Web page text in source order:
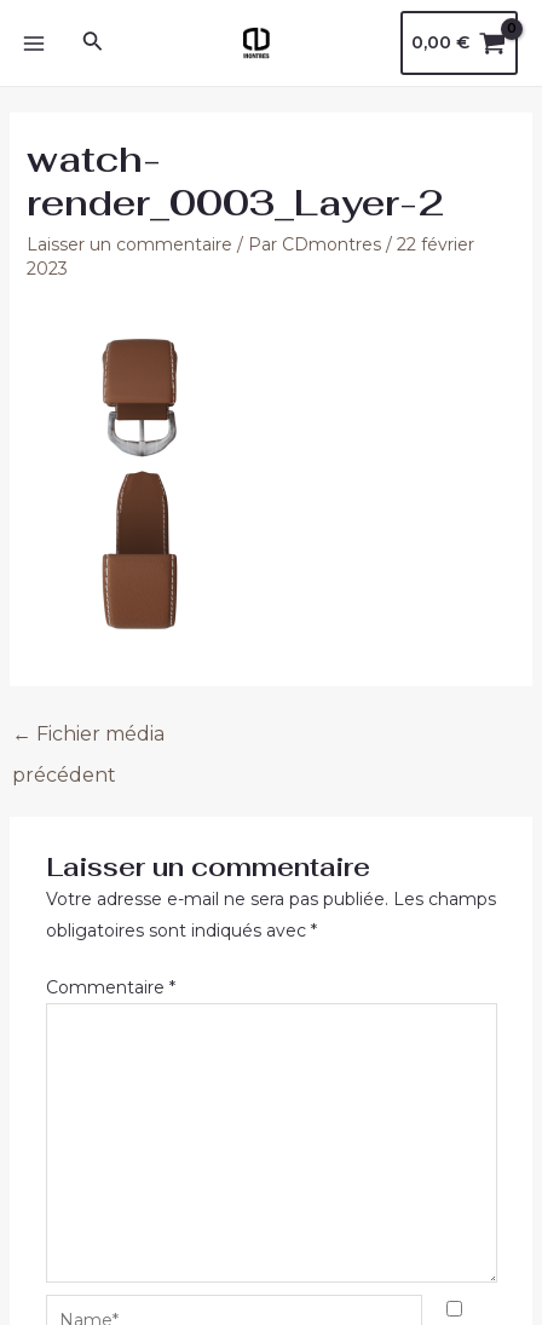
Rechercher 0,00€
watch-
render_0003_Layer-2
Laisser un commentaire / Par CDmontres / 22 février
2023
des
← Fichier média
précédent
Laisser un commentaire
Votre adresse e-mail ne sera pas publiée. Les champs
obligatoires sont indiqués avec *
Commentaire *
Name*